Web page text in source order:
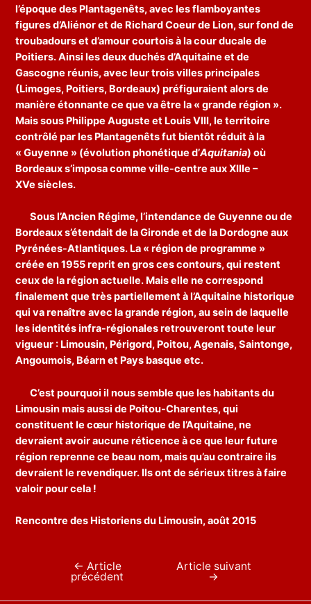
l’époque des Plantagenêts, avec les flamboyantes
figures d’Aliénor et de Richard Coeur de Lion, sur fond de
troubadours et d’amour courtois à la cour ducale de
Poitiers. Ainsi les deux duchés d’Aquitaine et de
Gascogne réunis, avec leur trois villes principales
(Limoges, Poitiers, Bordeaux) préfiguraient alors de
manière étonnante ce que va être la « grande région ».
Mais sous Philippe Auguste et Louis VIII, le territoire
contrôlé par les Plantagenêts fut bientôt réduit à la
« Guyenne » (évolution phonétique d’Aquitania) où
Bordeaux s’imposa comme ville-centre aux XIIIe –
XVe siècles.
Sous l’Ancien Régime, l’intendance de Guyenne ou de
Bordeaux s’étendait de la Gironde et de la Dordogne aux
Pyrénées-Atlantiques. La « région de programme »
créée en 1955 reprit en gros ces contours, qui restent
ceux de la région actuelle. Mais elle ne correspond
finalement que très partiellement à l’Aquitaine historique
qui va renaître avec la grande région, au sein de laquelle
les identités infra-régionales retrouveront toute leur
vigueur : Limousin, Périgord, Poitou, Agenais, Saintonge,
Angoumois, Béarn et Pays basque etc.
C’est pourquoi il nous semble que les habitants du
Limousin mais aussi de Poitou-Charentes, qui
constituent le cœur historique de l’Aquitaine, ne
devraient avoir aucune réticence à ce que leur future
région reprenne ce beau nom, mais qu’au contraire ils
devraient le revendiquer. Ils ont de sérieux titres à faire
valoir pour cela !
Rencontre des Historiens du Limousin, août 2015
Navigation
l’article
← Article
précédent
Article suivant
→